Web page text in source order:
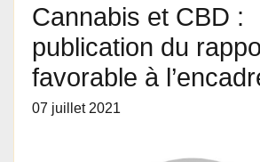
Cannabis et CBD :
publication du
favorable à
07 juillet 2021